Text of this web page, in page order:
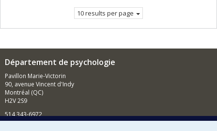
10 results per page
Département de psychologie
Pavillon Marie-Victorin
90, avenue Vincent d'Indy
Montréal (QC)
H2V 2S9
514 343-6972